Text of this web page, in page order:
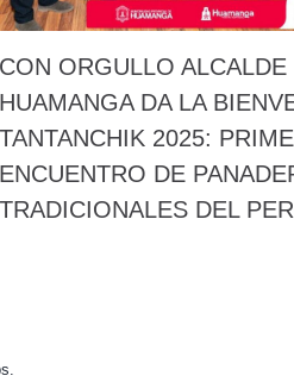
CON ORGULLO ALCALDE
HUAMANGA DA LA
TANTANCHIK 2025:
ENCUENTRO DE
TRADICIONALES DEL